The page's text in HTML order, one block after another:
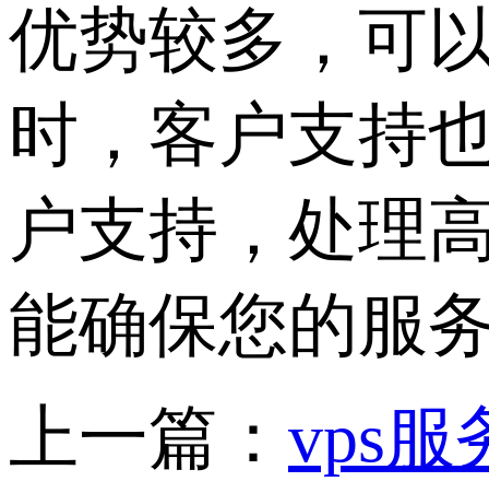
优势较多，可
时，客户支持
户支持，处理
能确保您的服
上一篇： vps服